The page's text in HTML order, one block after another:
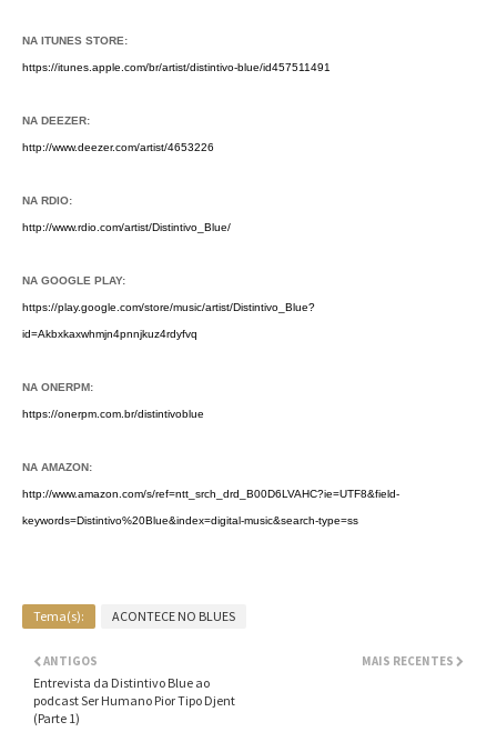
NA ITUNES STORE:
https://itunes.apple.com/br/artist/distintivo-blue/id457511491
NA DEEZER:
http://www.deezer.com/artist/4653226
NA RDIO:
http://www.rdio.com/artist/Distintivo_Blue/
NA GOOGLE PLAY:
https://play.google.com/store/music/artist/Distintivo_Blue?
id=Akbxkaxwhmjn4pnnjkuz4rdyfvq
NA ONERPM:
https://onerpm.com.br/distintivoblue
NA AMAZON:
http://www.amazon.com/s/ref=ntt_srch_drd_B00D6LVAHC?ie=UTF8&field-
keywords=Distintivo%20Blue&index=digital-music&search-type=ss
Tema(s): ACONTECE NO BLUES
MAIS RECENTES
ANTIGOS
Entrevista da Distintivo Blue ao
podcast Ser Humano Pior Tipo Djent
(Parte 1)